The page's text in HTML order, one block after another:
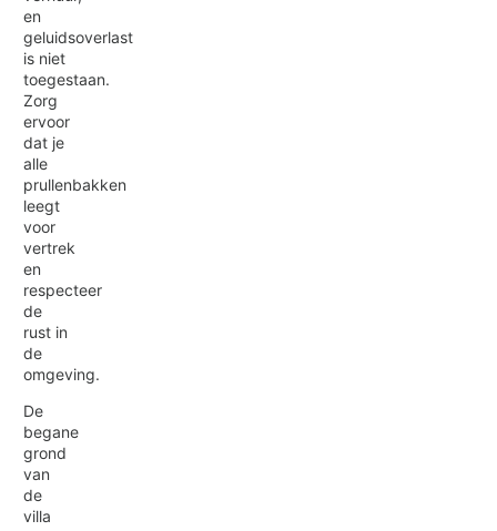
en
geluidsoverlast
is niet
toegestaan.
Zorg
ervoor
dat je
alle
prullenbakken
leegt
voor
vertrek
en
respecteer
de
rust in
de
omgeving.
De
begane
grond
van
de
villa